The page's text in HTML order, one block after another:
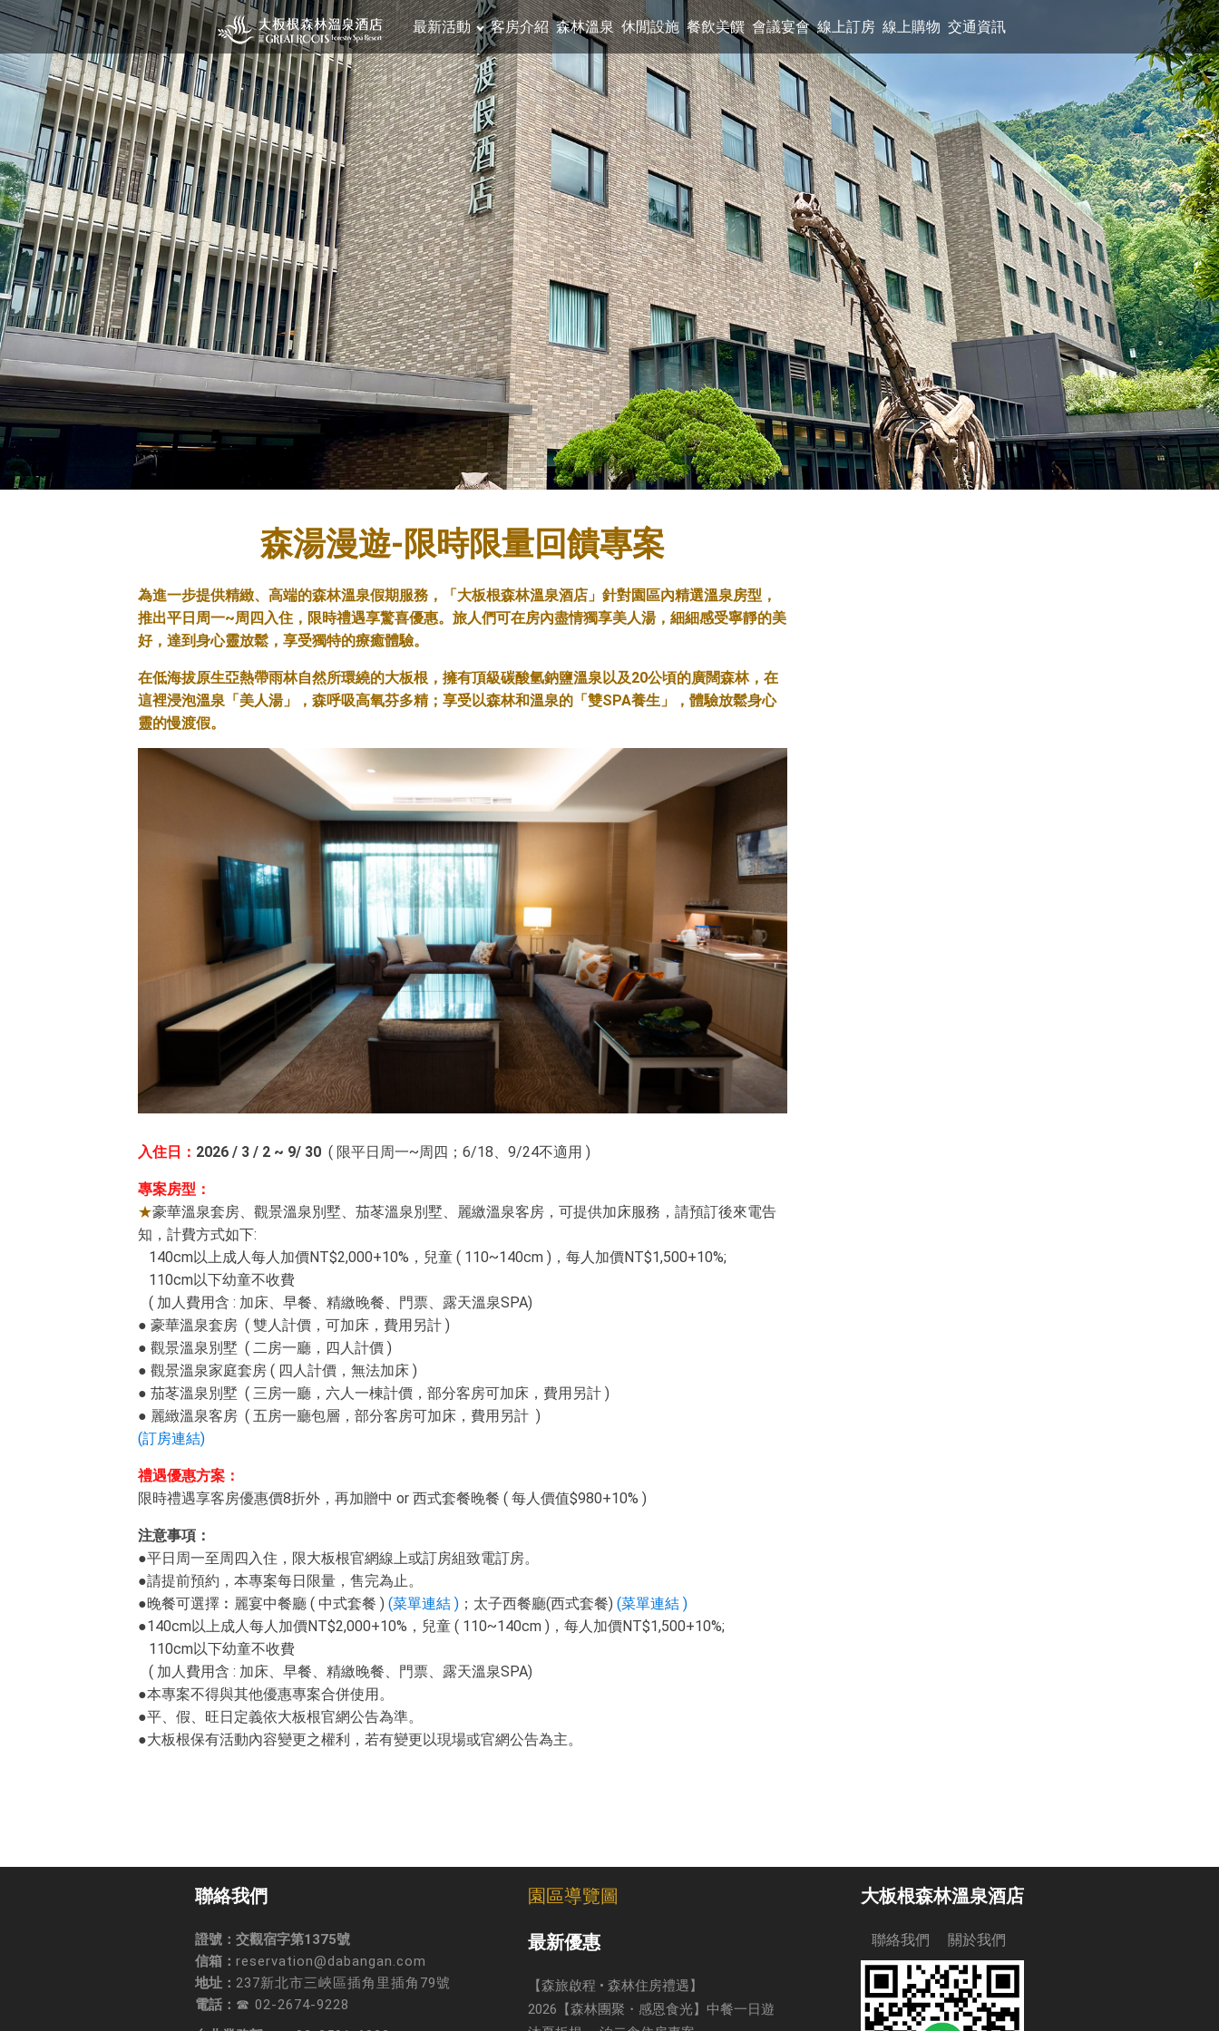
最新活動 客房介紹 森林溫泉 休閒設施 餐飲美饌 會議宴會 線上訂房 線上購物 交通資訊
森湯漫遊-限時限量回饋專案
為進一步提供精緻、高端的森林溫泉假期服務，「大板根森林溫泉酒店」針對園區內精選溫泉房型，
推出平日周一~周四入住，限時禮遇享驚喜優惠。旅人們可在房內盡情獨享美人湯，細細感受寧靜的美
好，達到身心靈放鬆，享受獨特的療癒體驗。
在低海拔原生亞熱帶雨林自然所環繞的大板根，擁有頂級碳酸氫鈉鹽溫泉以及20公頃的廣闊森林，在
這裡浸泡溫泉「美人湯」，森呼吸高氧芬多精；享受以森林和溫泉的「雙SPA養生」，體驗放鬆身心
靈的慢渡假。
入住日： 2026 / 3 / 2 ~ 9/ 30 ( 限平日周一~周四；6/18、9/24不適用 )
專案房型：
★豪華溫泉套房、觀景溫泉別墅、茄苳溫泉別墅、麗繳溫泉客房，可提供加床服務，請預訂後來電告
知，計費方式如下:
140cm以上成人每人加價NT$2,000+10%，兒童 ( 110~140cm )，每人加價NT$1,500+10%;
110cm以下幼童不收費
( 加人費用含 : 加床、早餐、精繳晚餐、門票、露天溫泉SPA)
● 豪華溫泉套房 ( 雙人計價，可加床，費用另計 )
● 觀景溫泉別墅 ( 二房一廳，四人計價 )
● 觀景溫泉家庭套房 ( 四人計價，無法加床 )
● 茄苳溫泉別墅 ( 三房一廳，六人一棟計價，部分客房可加床，費用另計 )
● 麗緻溫泉客房 ( 五房一廳包層，部分客房可加床，費用另計 )
(訂房連結)
禮遇優惠方案：
限時禮遇享客房優惠價8折外，再加贈中 or 西式套餐晚餐 ( 每人價值$980+10% )
注意事項：
●平日周一至周四入住，限大板根官網線上或訂房組致電訂房。
●請提前預約，本專案每日限量，售完為止。
●晚餐可選擇︰麗宴中餐廳 ( 中式套餐 ) (菜單連結 ) ；太子西餐廳(西式套餐) (菜單連結 )
●140cm以上成人每人加價NT$2,000+10%，兒童 ( 110~140cm )，每人加價NT$1,500+10%;
110cm以下幼童不收費
( 加人費用含 : 加床、早餐、精繳晚餐、門票、露天溫泉SPA)
●本專案不得與其他優惠專案合併使用。
●平、假、旺日定義依大板根官網公告為準。
●大板根保有活動內容變更之權利，若有變更以現場或官網公告為主。
聯絡我們
證號：交觀宿字第1375號
信箱：reservation@dabangan.com
地址：237新北市三峽區插角里插角79號
電話： ☎ 02-2674-9228
園區導覽圖
最新優惠
【森旅啟程 • 森林住房禮遇】
2026【森林團聚・感恩食光】中餐一日遊
大板根森林溫泉酒店
聯絡我們 關於我們